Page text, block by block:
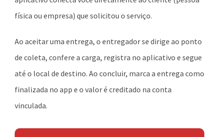
física ou empresa) que solicitou o serviço.
Ao aceitar uma entrega, o entregador se dirige ao ponto
de coleta, confere a carga, registra no aplicativo e segue
até o local de destino. Ao concluir, marca a entrega como
finalizada no app e o valor é creditado na conta
vinculada.